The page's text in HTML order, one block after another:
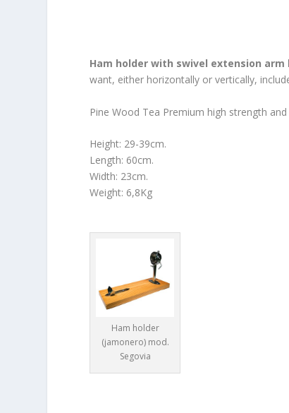
Ham holder with swivel extension arm
want, either horizontally or vertically,
Pine Wood Tea Premium high strength
Height: 29-39cm.
Length: 60cm.
Width: 23cm.
Weight: 6,8Kg
Ham holder
(jamonero) mod.
Segovia